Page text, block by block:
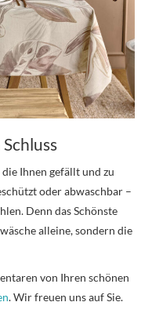
Ihnen gefällt und zu
oder abwaschbar –
Denn das Schönste
alleine, sondern die
von Ihren schönen
. Wir freuen uns auf Sie.